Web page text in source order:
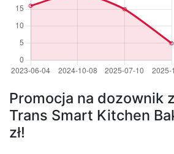
Promocja na dozownik
Trans Smart Kitchen
zł!